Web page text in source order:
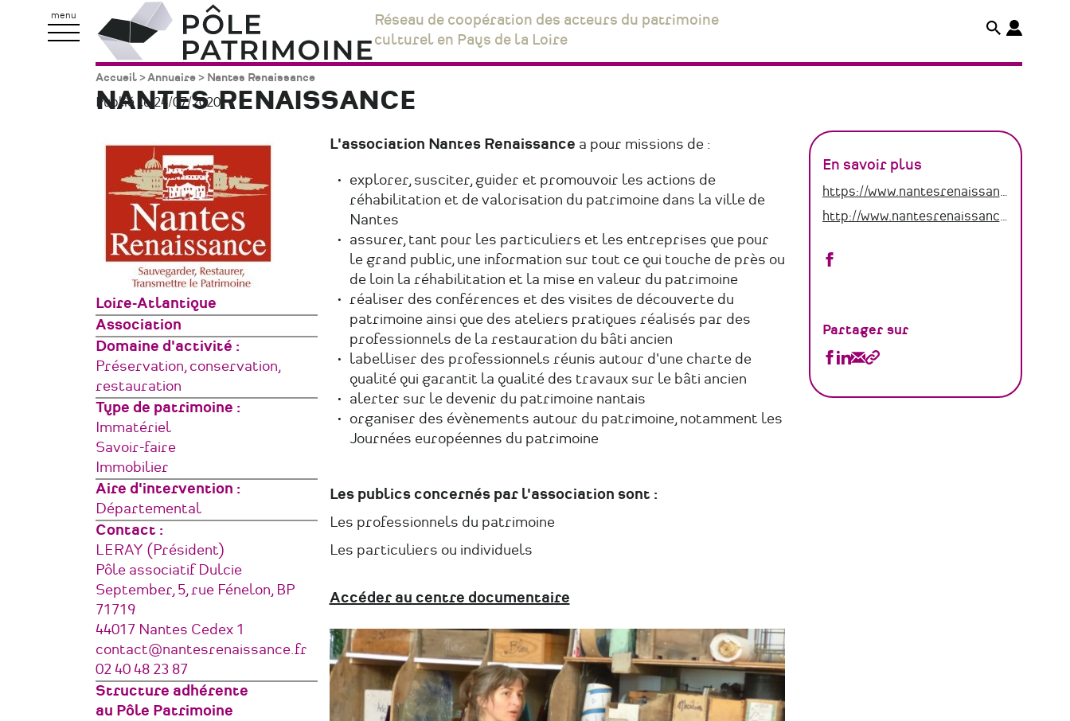
menu
Pôle
Patrimoine
Réseau de coopération des acteurs du patrimoine
culturel en Pays de la Loire
Fil
Accueil Annuaire Nantes Renaissance
NANTES RENAISSANCE
Publié le 24/07/2020.
Zone
géographique
Loire-Atlantique
Type
de
structure
Association
Domaine d'activité
Préservation, conservation,
restauration
Type de patrimoine
Immatériel
Savoir-faire
Immobilier
Aire d'intervention
Départemental
Contact :
LERAY (Président)
Adresse
Pôle associatif Dulcie
September, 5, rue Fénelon, BP
71719
44017 Nantes Cedex 1
France
Courriel
contact@nantesrenaissance.fr
Téléphone
02 40 48 23 87
Structure adhérente
au Pôle Patrimoine
L'association Nantes Renaissance a pour missions de :
explorer, susciter, guider et promouvoir les actions de
réhabilitation et de valorisation du patrimoine dans la ville de
Nantes
assurer, tant pour les particuliers et les entreprises que pour
le grand public, une information sur tout ce qui touche de près ou
de loin la réhabilitation et la mise en valeur du patrimoine
réaliser des conférences et des visites de découverte du
patrimoine ainsi que des ateliers pratiques réalisés par des
professionnels de la restauration du bâti ancien
labelliser des professionnels réunis autour d'une charte de
qualité qui garantit la qualité des travaux sur le bâti ancien
alerter sur le devenir du patrimoine nantais
organiser des évènements autour du patrimoine, notamment les
Journées européennes du patrimoine
Les publics concernés par l'association sont :
Les professionnels du patrimoine
Les particuliers ou individuels
Accéder au centre documentaire
En savoir plus
https://www.nantesrenaissance.fr
http://www.nantesrenaissance.fr
Facebook
Partager sur
Partager
Partager
Partager
Copier